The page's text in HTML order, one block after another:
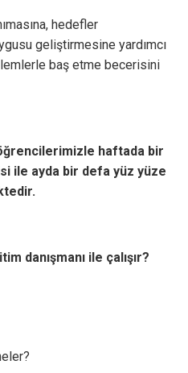
hedefler
geliştirmesine yardımcı
baş etme becerisini
haftada bir
ile ayda bir defa yüz yüze
danışmanı ile çalışır?